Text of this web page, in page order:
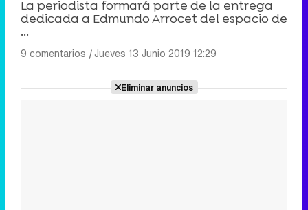
La periodista formará parte de la entrega
dedicada a Edmundo Arrocet del espacio de
...
9 comentarios |Jueves 13 Junio 2019 12:29
Eliminar anuncios